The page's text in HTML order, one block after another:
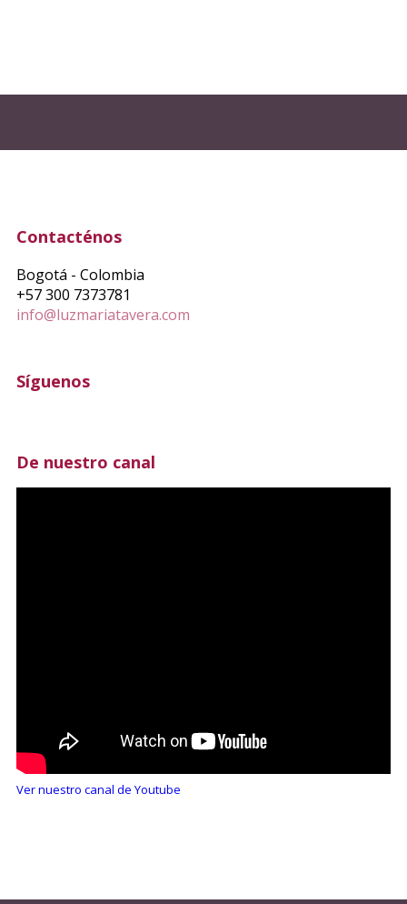
Contacténos
Bogotá - Colombia
+57 300 7373781
info@luzmariatavera.com
Síguenos
De nuestro canal
Ver nuestro canal de Youtube